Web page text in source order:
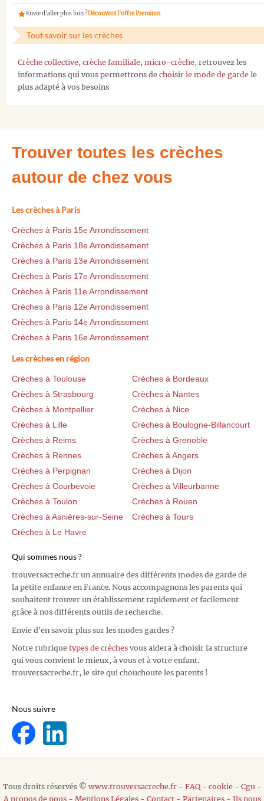
Envie d'aller plus loin ?Découvrez l'offre Premium
Tout savoir sur les crèches
Crèche collective, crèche familiale, micro-crèche, retrouvez les
informations qui vous permettrons de choisir le mode de garde le
plus adapté à vos besoins
Trouver toutes les crèches
autour de chez vous
Les crèches à Paris
Crèches à Paris 15e Arrondissement
Crèches à Paris 18e Arrondissement
Crèches à Paris 13e Arrondissement
Crèches à Paris 17e Arrondissement
Crèches à Paris 11e Arrondissement
Crèches à Paris 12e Arrondissement
Crèches à Paris 14e Arrondissement
Crèches à Paris 16e Arrondissement
Les crèches en région
Crèches à Toulouse
Crèches à Bordeaux
Crèches à Strasbourg
Crèches à Nantes
Crèches à Montpellier
Crèches à Nice
Crèches à Lille
Crèches à Boulogne-Billancourt
Crèches à Reims
Crèches à Grenoble
Crèches à Rennes
Crèches à Angers
Crèches à Perpignan
Crèches à Dijon
Crèches à Courbevoie
Crèches à Villeurbanne
Crèches à Toulon
Crèches à Rouen
Crèches à Asnières-sur-Seine
Crèches à Tours
Crèches à Le Havre
Qui sommes nous ?
trouversacreche.fr un annuaire des différents modes de garde de
la petite enfance en France. Nous accompagnons les parents qui
souhaitent trouver un établissement rapidement et facilement
grâce à nos différents outils de recherche.
Envie d'en savoir plus sur les modes gardes ?
Notre rubrique types de crèches vous aidera à choisir la structure
qui vous convient le mieux, à vous et à votre enfant.
trouversacreche.fr, le site qui chouchoute les parents !
Nous suivre
Tous droits réservés © www.trouversacreche.fr- FAQ- cookie- Cgu -
A propos de nous- Mentions Légales- Contact- Partenaires- Ils nous